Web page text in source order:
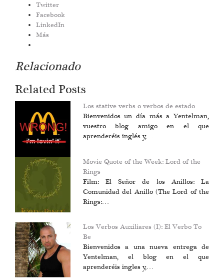
Twitter
Facebook
LinkedIn
Más
Relacionado
Related Posts
Los stative verbs o verbos de estado
Bienvenidos un día más a Yentelman,
vuestro blog amigo en el que
aprenderéis inglés y,…
Movie Quote of the Week: Lord of the
Rings
Film: El Señor de los Anillos: La
Comunidad del Anillo (The Lord of the
Rings:…
Los Verbos Auxiliares (I): El Verbo To
Be
Bienvenidos a una nueva entrega de
Yentelman, el blog en el que
aprenderéis ingles y,…